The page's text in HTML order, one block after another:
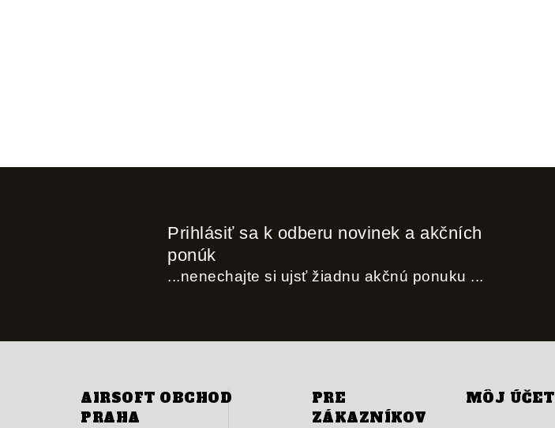
Prihlásiť sa k odberu novinek a akčních
ponúk
...nenechajte si ujsť žiadnu akčnú ponuku ...
AIRSOFT OBCHOD
PRAHA
PRE
ZÁKAZNÍKOV
MÔJ ÚČET